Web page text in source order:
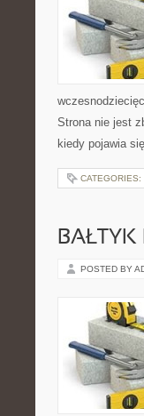
Strona nie jest
kiedy pojawia
CATEGORIES:
BAŁTYK
POSTED BY